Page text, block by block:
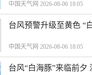
中国天气网 2026-08-06 18:05
台风预警升级至黄色 “
中国天气网 2026-08-06 18:05
台风“白海豚”来临前夕